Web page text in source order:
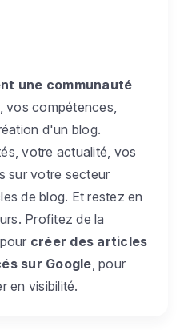
une communauté
vos compétences,
d'un blog.
votre actualité, vos
sur votre secteur
de blog. Et restez en
Profitez de la
créer des articles
sur Google , pour
en visibilité.